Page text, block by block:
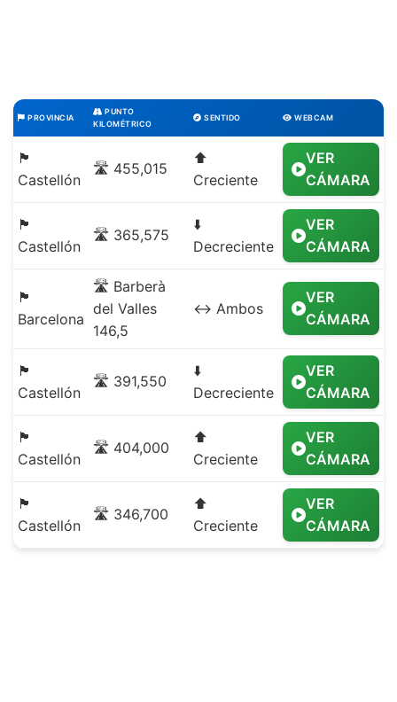
PROVINCIA
PUNTO
KILOMÉTRICO
SENTIDO WEBCAM
🏴
Castellón
🛣️ 455,015
⬆️
Creciente
VER
CÁMARA
🏴
Castellón
🛣️ 365,575
⬇️
Decreciente
VER
CÁMARA
🏴
Barcelona
🛣️ Barberà
del Valles
146,5
↔️ Ambos
VER
CÁMARA
🏴
Castellón
🛣️ 391,550
⬇️
Decreciente
VER
CÁMARA
🏴
Castellón
🛣️ 404,000
⬆️
Creciente
VER
CÁMARA
🏴
Castellón
🛣️ 346,700
⬆️
Creciente
VER
CÁMARA